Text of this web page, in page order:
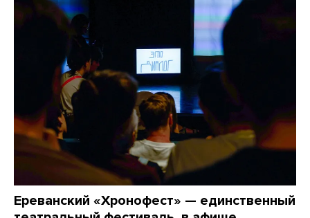
Ереванский «Хронофест» — единственный